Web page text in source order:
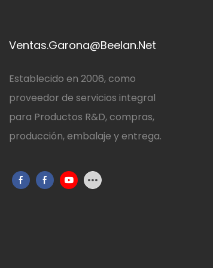
Ventas.Garona@Beelan.Net
Establecido en 2006, como
proveedor de servicios integral
para Productos R&D, compras,
producción, embalaje y entrega.